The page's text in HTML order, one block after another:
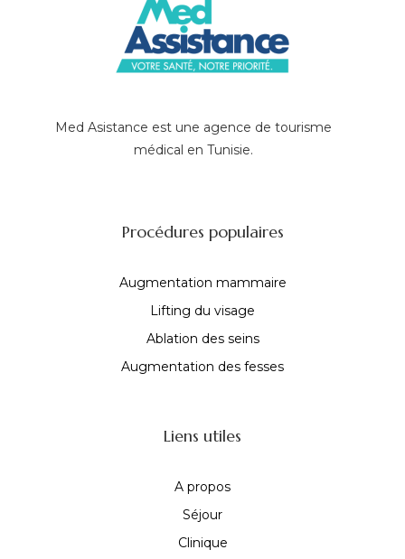
Med Asistance est une agence de tourisme
médical en Tunisie.
Procédures populaires
Augmentation mammaire
Lifting du visage
Ablation des seins
Augmentation des fesses
Liens utiles
A propos
Séjour
Clinique